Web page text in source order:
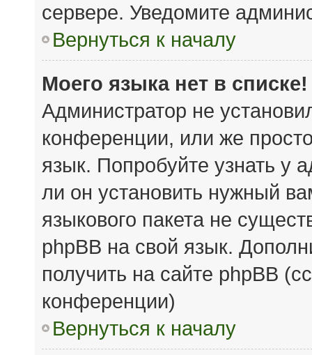
сервере. Уведомите
Вернуться к началу
Моего языка нет в списке!
Администратор не
конференции, или же
язык. Попробуйте узнать у
ли он установить нужный
языкового пакета не
phpBB на свой язык.
получить на сайте phpBB
конференции)
Вернуться к началу